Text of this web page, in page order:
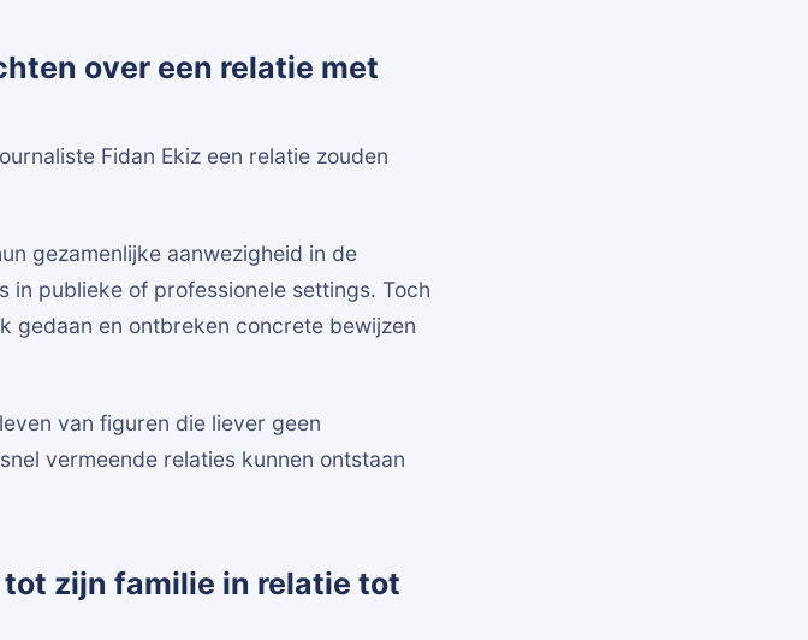
over een relatie met
Fidan Ekiz een relatie zouden
gezamenlijke aanwezigheid in de
in publieke of professionele settings. Toch
gedaan en ontbreken concrete bewijzen
van figuren die liever geen
vermeende relaties kunnen ontstaan
zijn familie in relatie tot